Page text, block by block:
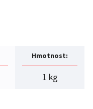
Hmotnost:
1 kg